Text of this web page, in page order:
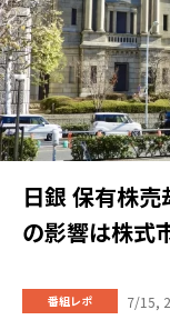
日銀 保有株
の影響は株式
番組レポ 7/15,